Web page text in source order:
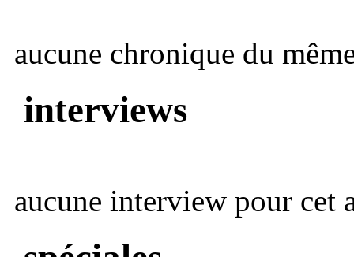
aucune chronique du
interviews
aucune interview pour cet